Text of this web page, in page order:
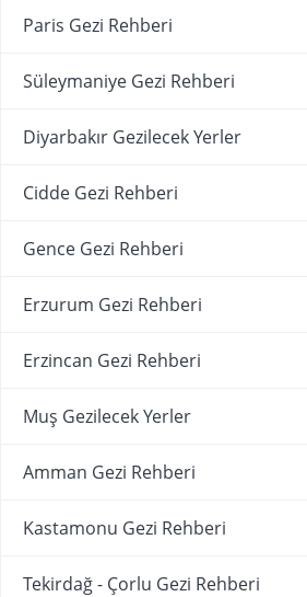
Paris Gezi Rehberi
Süleymaniye Gezi Rehberi
Diyarbakır Gezilecek Yerler
Cidde Gezi Rehberi
Gence Gezi Rehberi
Erzurum Gezi Rehberi
Erzincan Gezi Rehberi
Muş Gezilecek Yerler
Amman Gezi Rehberi
Kastamonu Gezi Rehberi
Tekirdağ - Çorlu Gezi Rehberi